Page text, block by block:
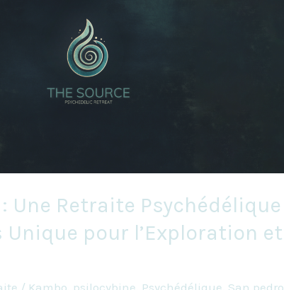
Une Retraite Psychédélique
Unique pour l’Exploration et
/ Kambo, psilocybine, Psychédélique, San pedro